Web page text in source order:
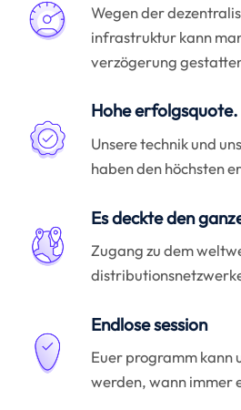
Wegen der
infrastruktur kann
verzögerung
Hohe erfolgsquote.
Unsere technik und
haben den höchsten
Es deckte den
Zugang zu dem
Endlose session
Euer programm
werden, wann immer